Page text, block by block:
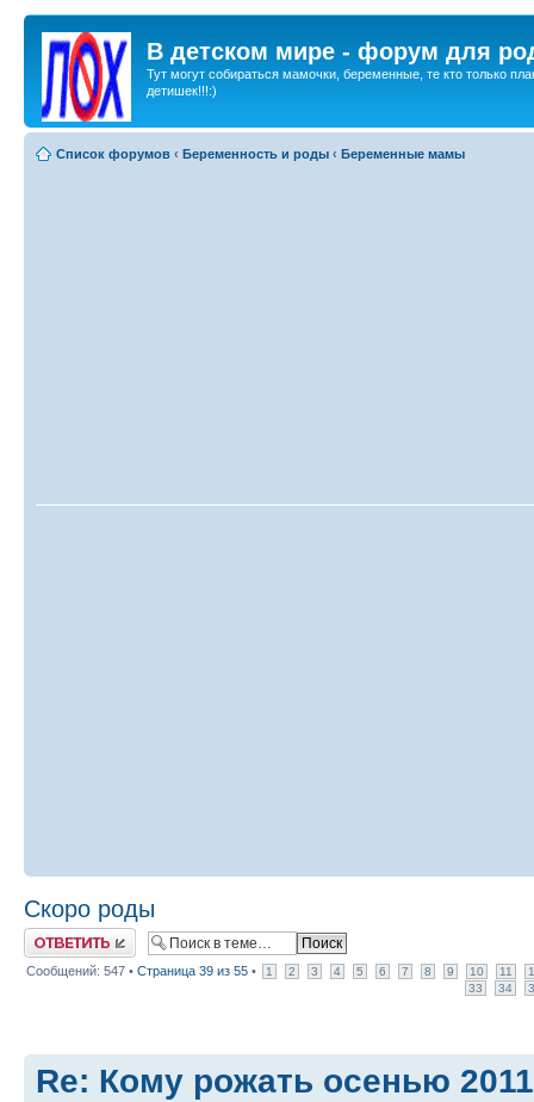
В детском мире - форум для
Тут могут собираться мамочки, беременные, те кто только
детишек!!!:)
Список форумов ‹ Беременность и роды ‹ Беременные мамы
Скоро роды
Ответить
Сообщений: 547 • Страница 39 из 55 • 1 2 3 4 5 6 7 8 9 10 11
33
34
Re: Кому рожать осенью